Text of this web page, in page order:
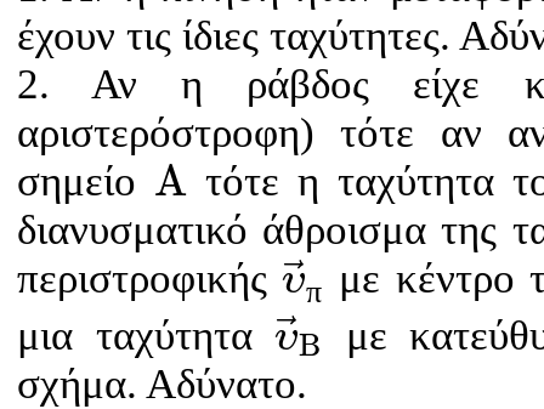
έχουν τις ίδιες ταχύτητες.
2. Αν η ράβδος είχε
αριστερόστροφη) τότε αν
σημείο A
Α τότε η ταχύτητα
διανυσματικό άθροισμα της
περιστροφικήςυπ
υ→π
με κέντρο
μια ταχύτηταυB
υ → Βμε
σχήμα. Αδύνατο.